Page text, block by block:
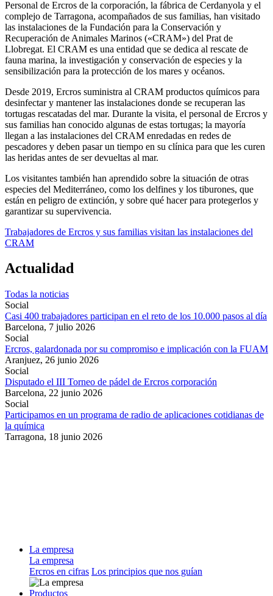
Personal de Ercros de la corporación, la fábrica de Cerdanyola y el
complejo de Tarragona, acompañados de sus familias, han visitado
las instalaciones de la Fundación para la Conservación y
Recuperación de Animales Marinos («CRAM») del Prat de
Llobregat. El CRAM es una entidad que se dedica al rescate de
fauna marina, la investigación y conservación de especies y la
sensibilización para la protección de los mares y océanos.
Desde 2019, Ercros suministra al CRAM productos químicos para
desinfectar y mantener las instalaciones donde se recuperan las
tortugas rescatadas del mar. Durante la visita, el personal de Ercros y
sus familias han conocido algunas de estas tortugas; la mayoría
llegan a las instalaciones del CRAM enredadas en redes de
pescadores y deben pasar un tiempo en su clínica para que les curen
las heridas antes de ser devueltas al mar.
Los visitantes también han aprendido sobre la situación de otras
especies del Mediterráneo, como los delfines y los tiburones, que
están en peligro de extinción, y sobre qué hacer para protegerlos y
garantizar su supervivencia.
Trabajadores de Ercros y sus familias visitan las instalaciones del
CRAM
Actualidad
Todas la noticias
Social
Casi 400 trabajadores participan en el reto de los 10.000 pasos al día
Barcelona, 7 julio 2026
Social
Ercros, galardonada por su compromiso e implicación con la FUAM
Aranjuez, 26 junio 2026
Social
Disputado el III Torneo de pádel de Ercros corporación
Barcelona, 22 junio 2026
Social
Participamos en un programa de radio de aplicaciones cotidianas de
la química
Tarragona, 18 junio 2026
La empresa
La empresa
Ercros en cifras Los principios que nos guían
Productos